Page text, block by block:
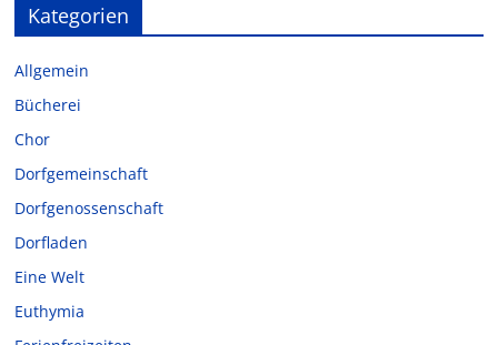
Kategorien
Allgemein
Bücherei
Chor
Dorfgemeinschaft
Dorfgenossenschaft
Dorfladen
Eine Welt
Euthymia